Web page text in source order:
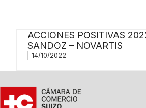
ACCIONES POSITIVAS
SANDOZ – NOVARTIS
14/10/2022